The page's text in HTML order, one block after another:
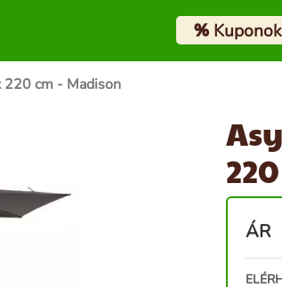
%Kuponok
cm - Madison
ÁR